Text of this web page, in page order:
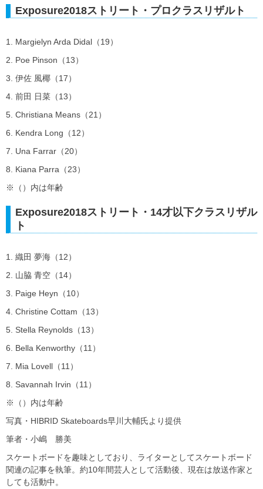
Exposure2018ストリート・プロクラスリザルト
1. Margielyn Arda Didal（19）
2. Poe Pinson（13）
3. 伊佐 風椰（17）
4. 前田 日菜（13）
5. Christiana Means（21）
6. Kendra Long（12）
7. Una Farrar（20）
8. Kiana Parra（23）
※（）内は年齢
Exposure2018ストリート・14才以下クラスリザル
ト
1. 織田 夢海（12）
2. 山脇 青空（14）
3. Paige Heyn（10）
4. Christine Cottam（13）
5. Stella Reynolds（13）
6. Bella Kenworthy（11）
7. Mia Lovell（11）
8. Savannah Irvin（11）
※（）内は年齢
写真・HIBRID Skateboards早川大輔氏より提供
筆者・小嶋 勝美
スケートボードを趣味としており、ライターとしてスケートボード
関連の記事を執筆。約10年間芸人として活動後、現在は放送作家と
しても活動中。